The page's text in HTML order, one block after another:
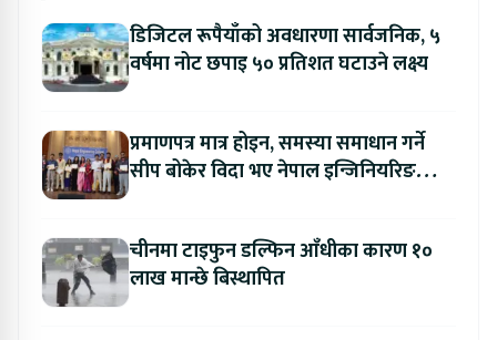
डिजिटल रूपैयाँको अवधारणा सार्वजनिक, ५
वर्षमा नोट छपाइ ५० प्रतिशत घटाउने लक्ष्य
प्रमाणपत्र मात्र होइन, समस्या समाधान गर्ने
सीप बोकेर विदा भए नेपाल इन्जिनियरिङ
चीनमा टाइफुन डल्फिन आँधीका कारण १०
लाख मान्छे बिस्थापित